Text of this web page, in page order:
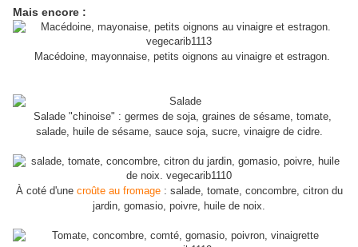
Mais encore :
Macédoine, mayonnaise, petits oignons au vinaigre et estragon.
Salade "chinoise" : germes de soja, graines de sésame, tomate,
salade, huile de sésame, sauce soja, sucre, vinaigre de cidre.
À coté d'une croûte au fromage: salade, tomate, concombre, citron du
jardin, gomasio, poivre, huile de noix.